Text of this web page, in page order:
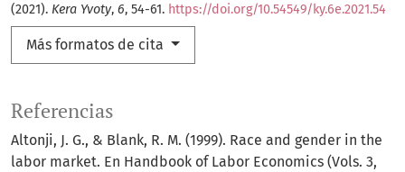
(2021). Kera Yvoty, 6, 54-61. https://doi.org/10.54549/ky.6e.2021.54
Más formatos de cita
Referencias
Altonji, J. G., & Blank, R. M. (1999). Race and gender in the
labor market. En Handbook of Labor Economics (Vols. 3,